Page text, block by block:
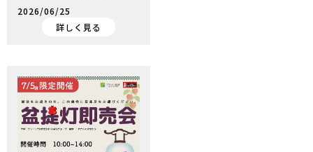
2026/06/25
詳しく見る